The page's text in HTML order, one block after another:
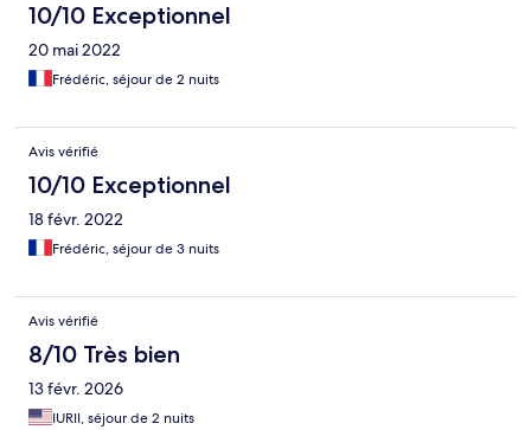
10/10 Exceptionnel
20 mai 2022
Frédéric, séjour de 2 nuits
Avis vérifié
10/10 Exceptionnel
18 févr. 2022
Frédéric, séjour de 3 nuits
Avis vérifié
8/10 Très bien
13 févr. 2026
IURII, séjour de 2 nuits